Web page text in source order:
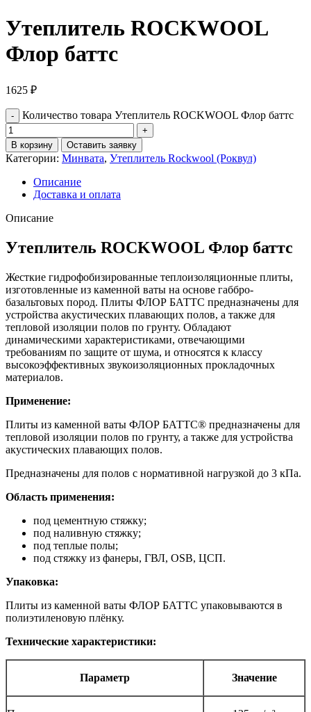
Утеплитель ROCKWOOL
Флор баттс
1625 ₽
Количество товара Утеплитель ROCKWOOL Флор баттс
В корзину Оставить заявку
Категории: Минвата, Утеплитель Rockwool (Роквул)
Описание
Доставка и оплата
Описание
Утеплитель ROCKWOOL Флор баттс
Жесткие гидрофобизированные теплоизоляционные плиты,
изготовленные из каменной ваты на основе габбро-
базальтовых пород. Плиты ФЛОР БАТТС предназначены для
устройства акустических плавающих полов, а также для
тепловой изоляции полов по грунту. Обладают
динамическими характеристиками, отвечающими
требованиям по защите от шума, и относятся к классу
высокоэффективных звукоизоляционных прокладочных
материалов.
Применение:
Плиты из каменной ваты ФЛОР БАТТС® предназначены для
тепловой изоляции полов по грунту, а также для устройства
акустических плавающих полов.
Предназначены для полов с нормативной нагрузкой до 3 кПа.
Область применения:
под цементную стяжку;
под наливную стяжку;
под теплые полы;
под стяжку из фанеры, ГВЛ, OSB, ЦСП.
Упаковка:
Плиты из каменной ваты ФЛОР БАТТС упаковываются в
полиэтиленовую плёнку.
Технические характеристики:
Параметр Значение